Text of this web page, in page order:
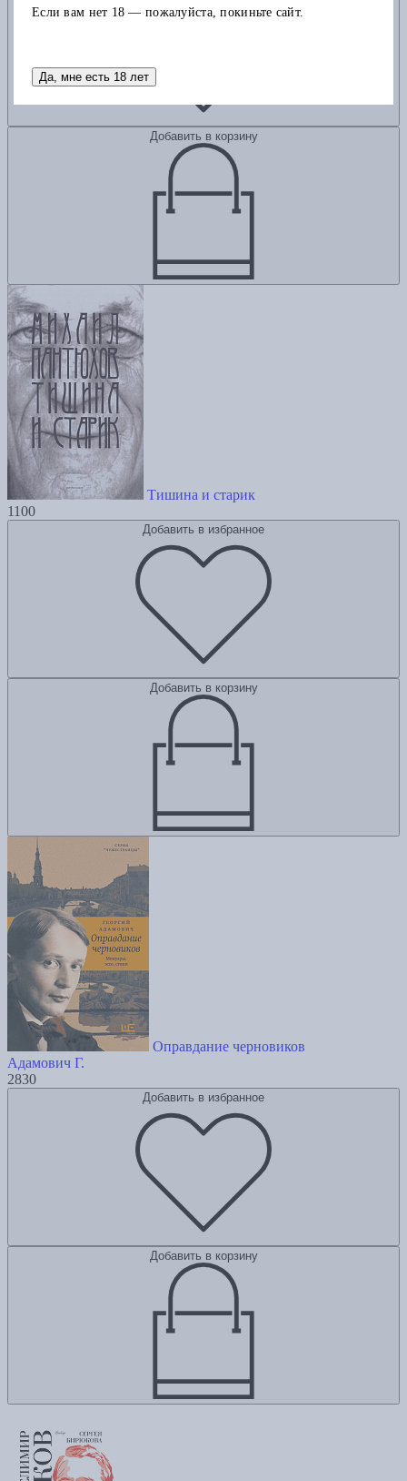
Добавить в корзину
Тишина и старик
1100
Добавить в избранное
Добавить в корзину
Оправдание черновиков
Адамович Г.
2830
Добавить в избранное
Добавить в корзину
Если вам нет 18 — пожалуйста, покиньте сайт.
Да, мне есть 18 лет